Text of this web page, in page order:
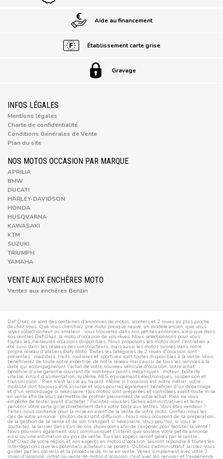
Aide au financement
Établissement carte grise
Gravage
INFOS LÉGALES
Mentions légales
Charte de confidentialité
Conditions Générales de Vente
Plan du site
NOS MOTOS OCCASION PAR MARQUE
APRILIA
BMW
DUCATI
HARLEY-DAVIDSON
HONDA
HUSQVARNA
KAWASAKI
KTM
SUZUKI
TRIUMPH
YAMAHA
VENTE AUX ENCHÈRES MOTO
Ventes aux enchères Benzin
Daf'Okaz, ce sont des centaines d'annonces de motos, scooters et 2 roues au plus proche
de chez vous. Que vous cherchiez une moto presque neuve, un modèle ancien, que vous
soyez collectionneur ou amateur : vous trouverez dans nos petites annonces, ainsi que dans
nos centres Daf'Okaz, la moto d'occasion de vos rêves. Nous sélectionnons pour vous
toutes les meilleures occasions disponibles. Nous proposons les motos dont l'entretien a
été suivi dans les réseaux des constructeurs, mais aussi les motos suivies dans notre
propre réseau d'ateliers Dafy Moto. Toutes les catégories de 2 roues d'occasion sont
présentes : roadsters, trails, routières et sportives sont toutes disponibles à la vente. Vous
bénéficierez de toute notre expertise, de notre réseau mais aussi de tous les services à la
carte qui accompagneront l'achat de votre nouveau véhicule d'occasion. Votre achat
bénéficie d'une garantie couvrant de nombreux points mécaniques : moteur, boîte de
vitesse, circuit d'alimentation, système ABS, équipements électroniques, suspension et
transmission... Rien n'est laissé au hasard. Même si l'occasion est notre métier, votre
mobilité doit toujours être assurée et vous pourrez également bénéficier d'un dépannage
et d'un remorquage si nécessaire. Nos motos sont préparées et contrôlées avant toute mise
en vente afin de vous permettre de profiter pleinement de votre achat. Rien ne vous
empêche de tester avant d'acheter ! Facilitez-vous les tâches administratives et faites
parvenir votre carte grise directement dans votre boite aux lettres. Vous êtes vendeur ?
Faites-nous confiance pour la mise en avant de la vente de votre moto. Confiez-nous les
clés de votre annonce : photos, descriptif, diffusion... Nous nous occupons de sa préparation,
de la gestion de sa vente et de son transport si nécessaire. Vous pourrez, si vous le
souhaitez, la laisser dans l'un de nos showrooms afin de l'exposer pour faciliter la vente !
Nous pourrons également vous communiquer l'intérêt que soulève votre petite annonce
ainsi qu'une estimation du prix de vente. Tous les appels seront gérés par le centre
Daf'Okaz de votre région et nos experts en motos d'occasion sauront répondre à toutes les
interrogations que les potentiels acheteurs se posent. Oubliez l'administratif, laissez-vous
guider par les conseils et la procédure de mise en vente. Venez simplement avec votre 2
roues d'occasion. Achat ou vente de motos d'occasion, c'est avec les services et l'expérience